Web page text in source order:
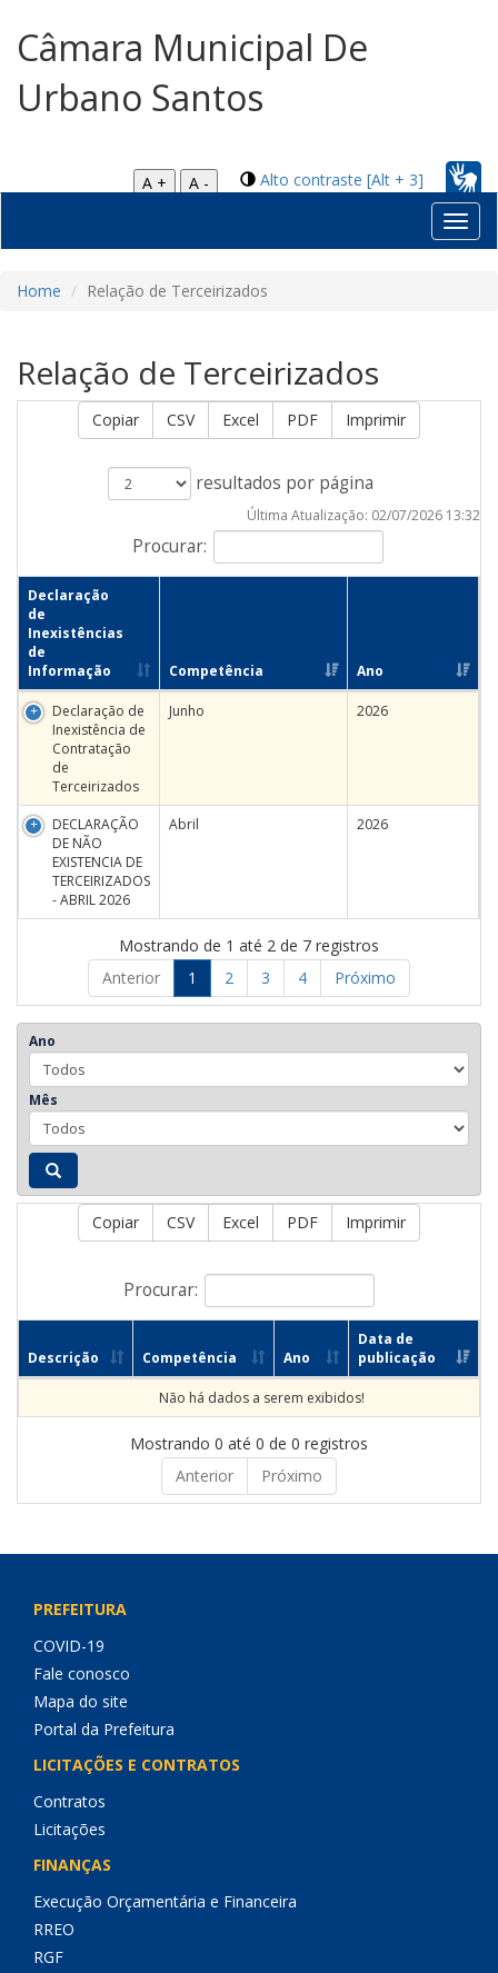
Câmara Municipal De
Urbano Santos
Alto contraste [Alt + 3]
A +
A -
Home Relação de Terceirizados
Relação de Terceirizados
Copiar CSV Excel PDF Imprimir
resultados por página
Procurar:
Última Atualização: 02/07/2026 13:32
Declaração
de
Inexistências
de
Informação
Competência Ano
Declaração de
Inexistência de
Contratação
de
Terceirizados
Junho 2026
DECLARAÇÃO
DE NÃO
EXISTENCIA DE
TERCEIRIZADOS
- ABRIL 2026
Abril 2026
Mostrando de 1 até 2 de 7 registros
Anterior
1 2 3 4 Próximo
Ano
Mês
Copiar CSV Excel PDF Imprimir
Procurar:
Descrição Competência Ano
Data de
publicação
Não há dados a serem exibidos!
Mostrando 0 até 0 de 0 registros
Anterior
Próximo
PREFEITURA
COVID-19
Fale conosco
Mapa do site
Portal da Prefeitura
LICITAÇÕES E CONTRATOS
Contratos
Licitações
FINANÇAS
Execução Orçamentária e Financeira
RREO
RGF